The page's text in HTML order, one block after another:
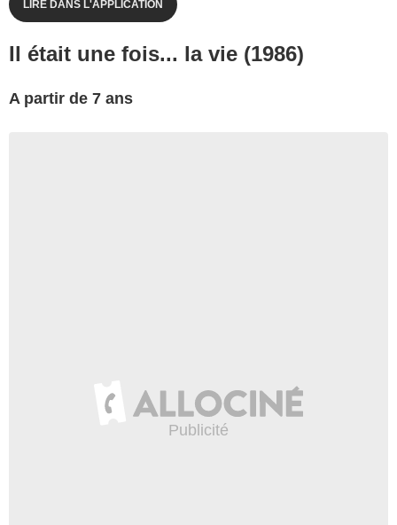
LIRE DANS L'APPLICATION
Il était une fois... la vie (1986)
A partir de 7 ans